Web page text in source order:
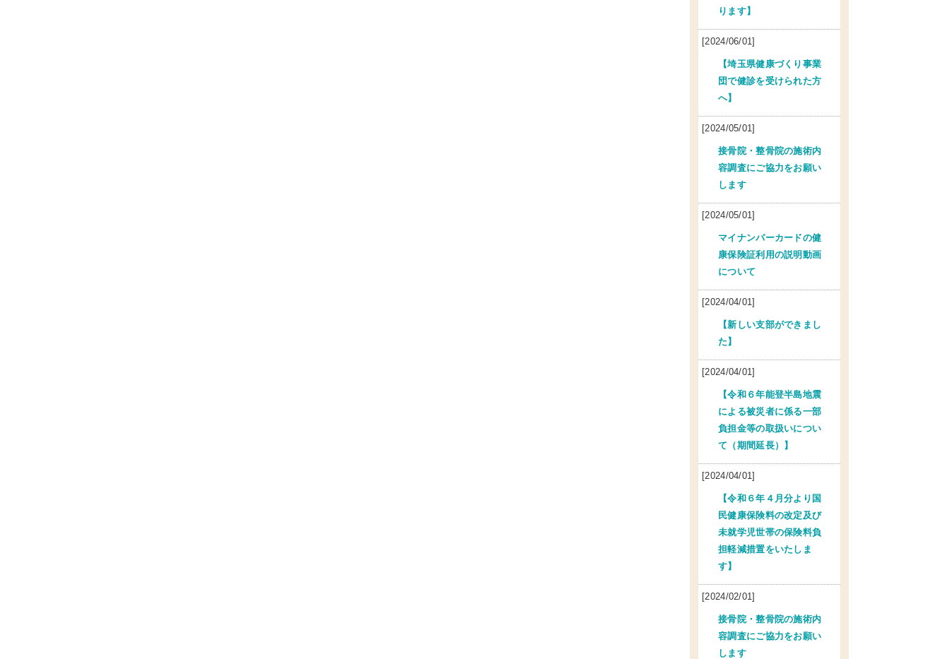
ります】
[2024/06/01]
【埼玉県健康づくり事業
団で健診を受けられた方
へ】
[2024/05/01]
接骨院・整骨院の施術内
容調査にご協力をお願い
します
[2024/05/01]
マイナンバーカードの健
康保険証利用の説明動画
について
[2024/04/01]
【新しい支部ができまし
た】
[2024/04/01]
【令和６年能登半島地震
による被災者に係る一部
負担金等の取扱いについ
て（期間延長）】
[2024/04/01]
【令和６年４月分より国
民健康保険料の改定及び
未就学児世帯の保険料負
担軽減措置をいたしま
す】
[2024/02/01]
接骨院・整骨院の施術内
容調査にご協力をお願い
します